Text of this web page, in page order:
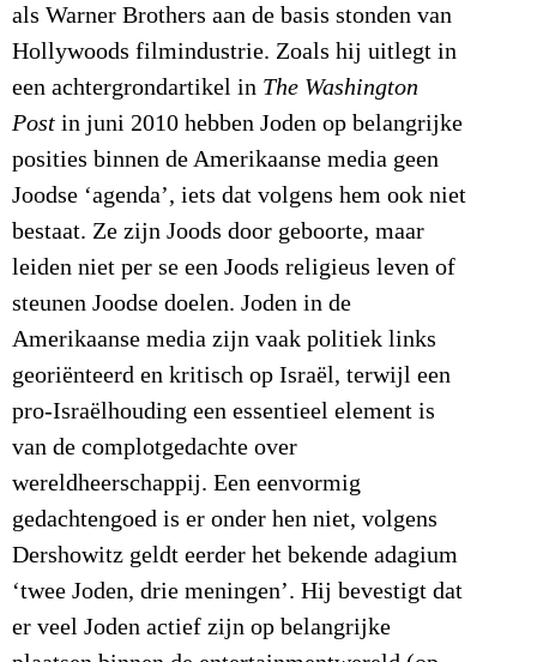
als Warner Brothers aan de basis stonden van
Hollywoods filmindustrie. Zoals hij uitlegt in
een achtergrondartikel in The Washington
Post in juni 2010 hebben Joden op belangrijke
posities binnen de Amerikaanse media geen
Joodse ‘agenda’, iets dat volgens hem ook niet
bestaat. Ze zijn Joods door geboorte, maar
leiden niet per se een Joods religieus leven of
steunen Joodse doelen. Joden in de
Amerikaanse media zijn vaak politiek links
georiënteerd en kritisch op Israël, terwijl een
pro-Israëlhouding een essentieel element is
van de complotgedachte over
wereldheerschappij. Een eenvormig
gedachtengoed is er onder hen niet, volgens
Dershowitz geldt eerder het bekende adagium
‘twee Joden, drie meningen’. Hij bevestigt dat
er veel Joden actief zijn op belangrijke